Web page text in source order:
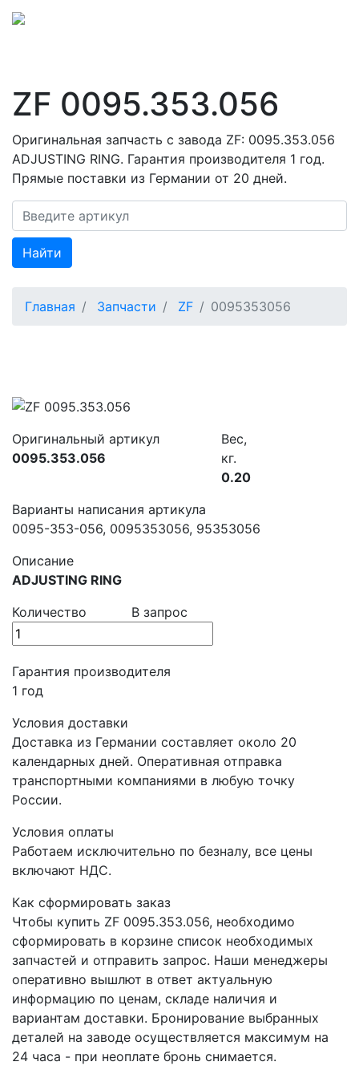
ZF 0095.353.056
Оригинальная запчасть с завода ZF: 0095.353.056
ADJUSTING RING. Гарантия производителя 1 год.
Прямые поставки из Германии от 20 дней.
Найти
Главная Запчасти ZF 0095353056
Оригинальный артикул
0095.353.056
Вес,
кг.
0.20
Варианты написания артикула
0095-353-056, 0095353056, 95353056
Описание
ADJUSTING RING
Количество
В запрос
Гарантия производителя
1 год
Условия доставки
Доставка из Германии составляет около 20
календарных дней. Оперативная отправка
транспортными компаниями в любую точку
России.
Условия оплаты
Работаем исключительно по безналу, все цены
включают НДС.
Как сформировать заказ
Чтобы купить ZF 0095.353.056, необходимо
сформировать в корзине список необходимых
запчастей и отправить запрос. Наши менеджеры
оперативно вышлют в ответ актуальную
информацию по ценам, складе наличия и
вариантам доставки. Бронирование выбранных
деталей на заводе осуществляется максимум на
24 часа - при неоплате бронь снимается.